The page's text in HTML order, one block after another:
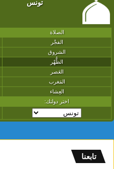
تابعنا